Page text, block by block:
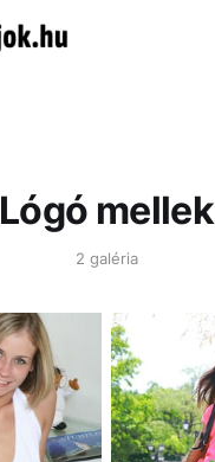
Lógó mellek
2 galéria